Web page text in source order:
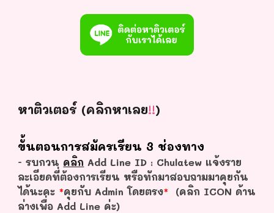
หาติวเตอร์ (คลิกหาเลย!!)
ขั้นตอนการสมัครเรียน 3 ช่องทาง
- รบกวน คลิก Add Line ID : Chulatew แจ้งราย
ละเอียดที่ต้องการเรียน หรือทักมาสอบถามมาคุยกัน
ได้นะคะ *คุยกับ Admin โดยตรง* (คลิก ICON ด้าน
ล่างเพื่อ Add Line ค่ะ)